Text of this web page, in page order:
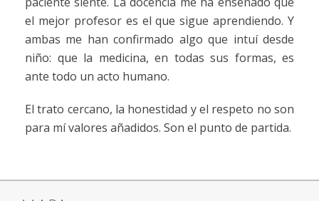
el mejor profesor es el que sigue aprendiendo. Y
ambas me han confirmado algo que intuí desde
niño: que la medicina, en todas sus formas, es
ante todo un acto humano.
El trato cercano, la honestidad y el respeto no son
para mí valores añadidos. Son el punto de partida.